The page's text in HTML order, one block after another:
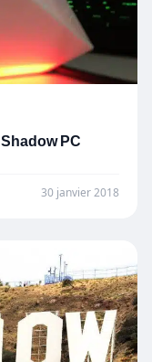
PC
30 janvier 2018